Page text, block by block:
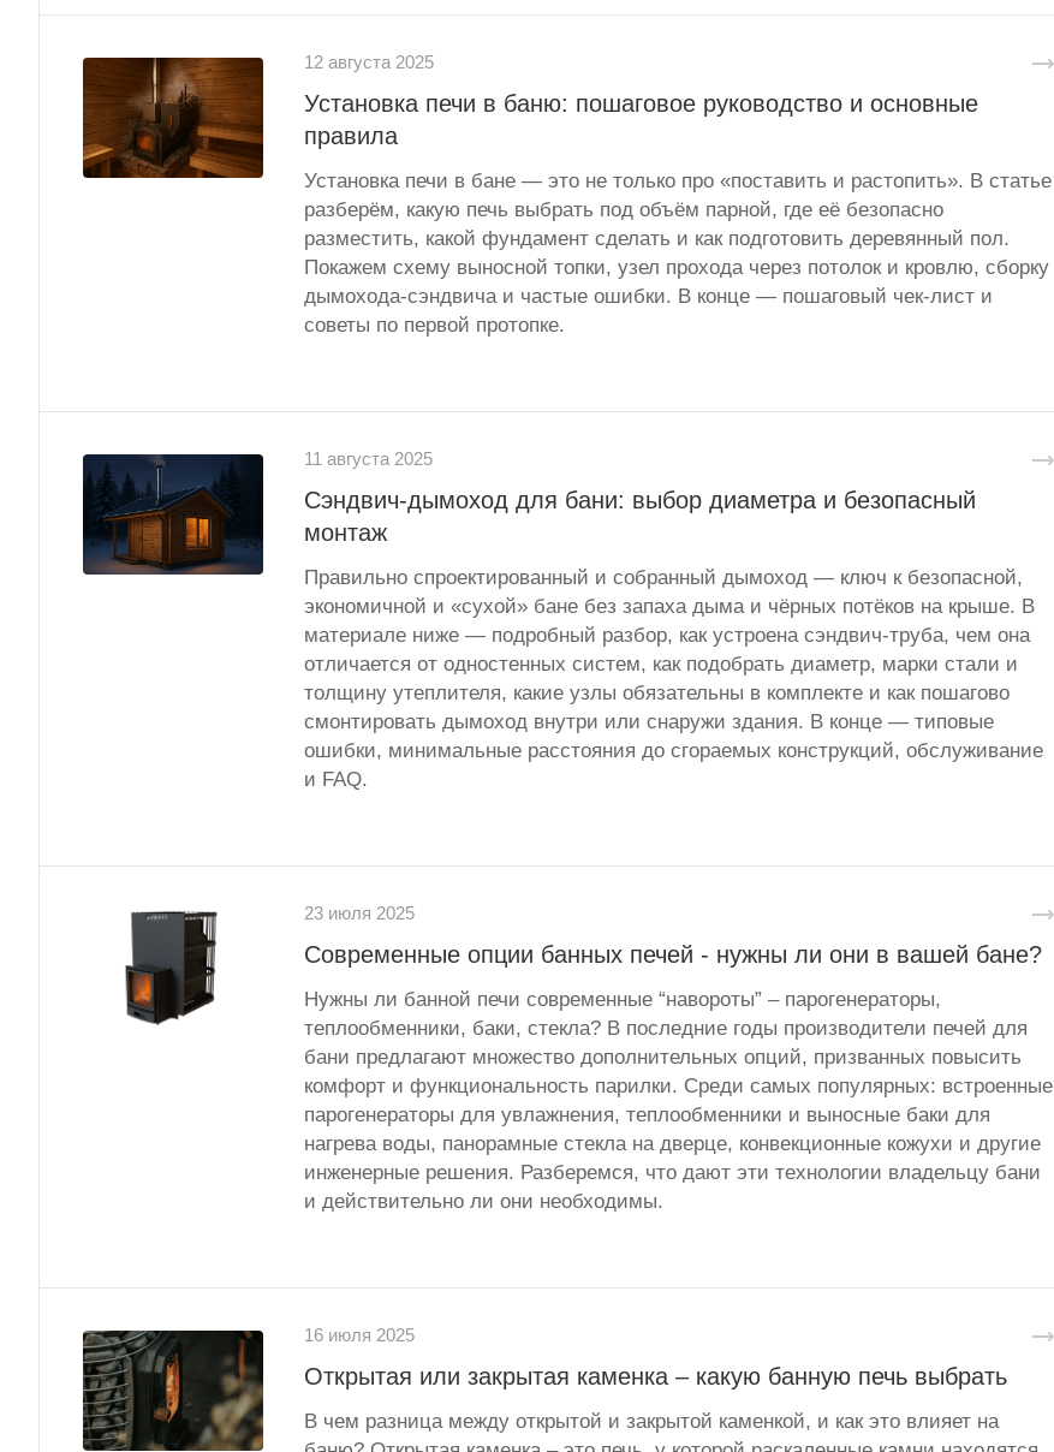
12 августа 2025
Установка печи в баню: пошаговое руководство и основные
правила
Установка печи в бане — это не только про «поставить и растопить». В статье
разберём, какую печь выбрать под объём парной, где её безопасно
разместить, какой фундамент сделать и как подготовить деревянный пол.
Покажем схему выносной топки, узел прохода через потолок и кровлю, сборку
дымохода-сэндвича и частые ошибки. В конце — пошаговый чек-лист и
советы по первой протопке.
11 августа 2025
Сэндвич-дымоход для бани: выбор диаметра и безопасный
монтаж
Правильно спроектированный и собранный дымоход — ключ к безопасной,
экономичной и «сухой» бане без запаха дыма и чёрных потёков на крыше. В
материале ниже — подробный разбор, как устроена сэндвич-труба, чем она
отличается от одностенных систем, как подобрать диаметр, марки стали и
толщину утеплителя, какие узлы обязательны в комплекте и как пошагово
смонтировать дымоход внутри или снаружи здания. В конце — типовые
ошибки, минимальные расстояния до сгораемых конструкций, обслуживание
и FAQ.
23 июля 2025
Современные опции банных печей - нужны ли они в вашей бане?
Нужны ли банной печи современные “навороты” – парогенераторы,
теплообменники, баки, стекла? В последние годы производители печей для
бани предлагают множество дополнительных опций, призванных повысить
комфорт и функциональность парилки. Среди самых популярных: встроенные
парогенераторы для увлажнения, теплообменники и выносные баки для
нагрева воды, панорамные стекла на дверце, конвекционные кожухи и другие
инженерные решения. Разберемся, что дают эти технологии владельцу бани
и действительно ли они необходимы.
16 июля 2025
Открытая или закрытая каменка – какую банную печь выбрать
В чем разница между открытой и закрытой каменкой, и как это влияет на